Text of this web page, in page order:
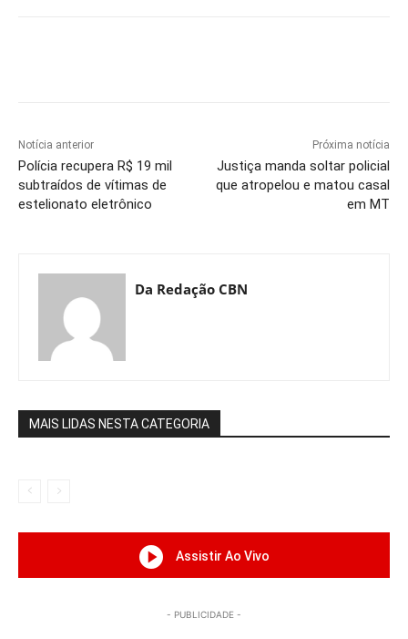
Notícia anterior
Polícia recupera R$ 19 mil
subtraídos de vítimas de
estelionato eletrônico
Próxima notícia
Justiça manda soltar policial
que atropelou e matou casal
em MT
Da Redação CBN
MAIS LIDAS NESTA CATEGORIA
Assistir Ao Vivo
- PUBLICIDADE -